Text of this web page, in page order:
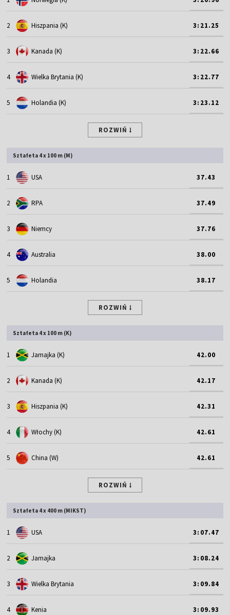
2 Hiszpania (K) 3:21.25
3 Kanada (K) 3:22.66
4 Wielka Brytania (K) 3:22.77
5 Holandia (K) 3:23.12
ROZWIŃ
Sztafeta 4 x 100 m (M)
1 USA 37.43
2 RPA 37.49
3 Niemcy 37.76
4 Australia 38.00
5 Holandia 38.17
ROZWIŃ
Sztafeta 4 x 100 m (K)
1 Jamajka (K) 42.00
2 Kanada (K) 42.17
3 Hiszpania (K) 42.31
4 Włochy (K) 42.61
5 China (W) 42.61
ROZWIŃ
Sztafeta 4 x 400 m (MIKST)
1 USA 3:07.47
2 Jamajka 3:08.24
3 Wielka Brytania 3:09.84
4 Kenia 3:09.93